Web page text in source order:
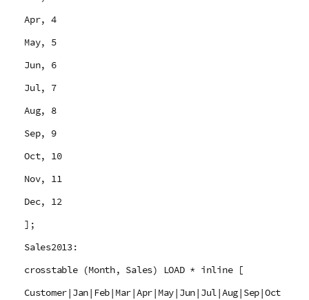
Apr, 4
May, 5
Jun, 6
Jul, 7
Aug, 8
Sep, 9
Oct, 10
Nov, 11
Dec, 12
];
Sales2013:
crosstable (Month, Sales) LOAD * inline [
Customer|Jan|Feb|Mar|Apr|May|Jun|Jul|Aug|Sep|Oct